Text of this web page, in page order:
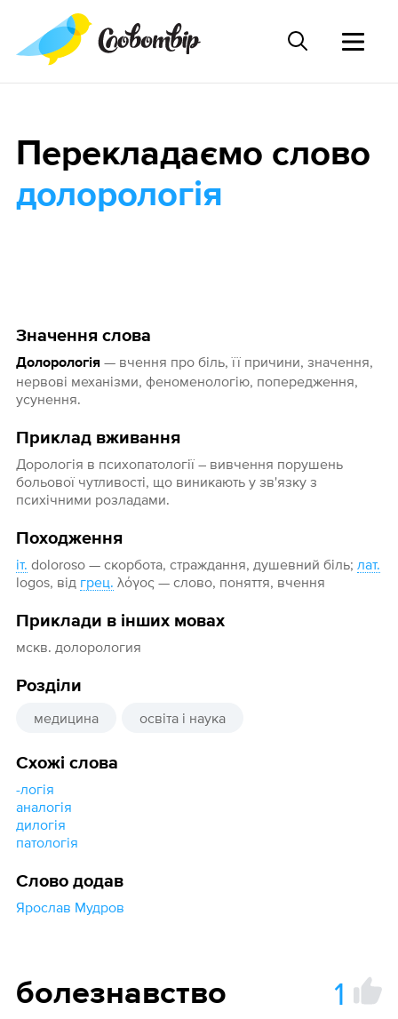
Значення слова
Долорологія— вчення про біль, її причини, значення,
нервові механізми, феноменологію, попередження,
усунення.
Приклад вживання
Дорологія в психопатології – вивчення порушень
больової чутливості, що виникають у зв'язку з
психічними розладами.
Походження
іт. doloroso — скорбота, страждання, душевний біль; лат.
logos, від грец. λόγος — слово, поняття, вчення
Приклади в інших мовах
мскв. долорология
Розділи
медицина освіта і наука
Схожі слова
-логія
аналогія
дилогія
патологія
Слово додав
Ярослав Мудров
Перекладаємо слово
долорологія
болезнавство 1